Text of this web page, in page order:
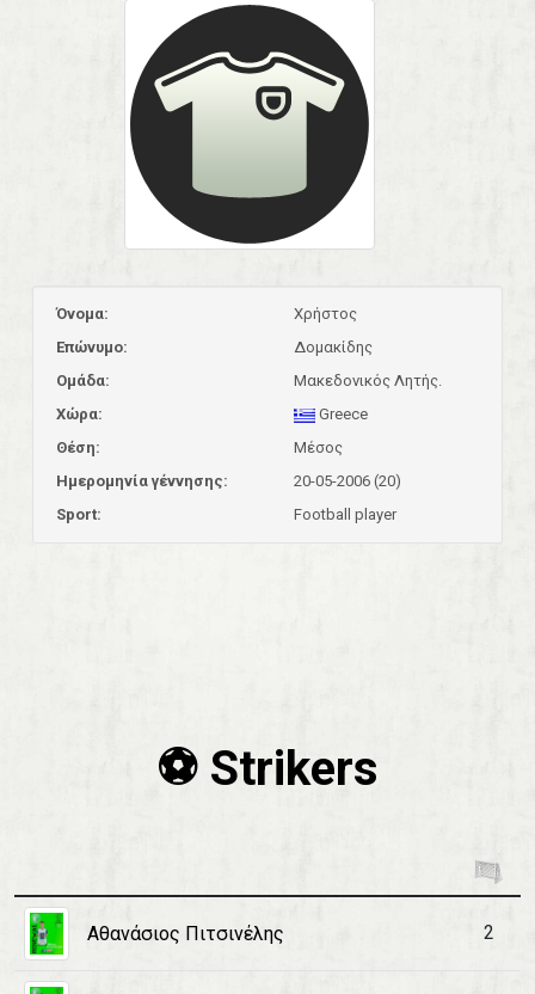
Όνομα:
Χρήστος
Επώνυμο:
Δομακίδης
Ομάδα:
Μακεδονικός Λητής.
Χώρα:
Greece
Θέση:
Μέσος
Ημερομηνία γέννησης:
20-05-2006 (20)
Sport:
Football player
⚽️ Strikers
Αθανάσιος Πιτσινέλης 2